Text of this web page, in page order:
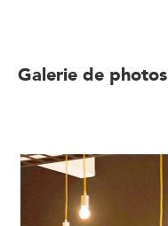
Galerie de photos